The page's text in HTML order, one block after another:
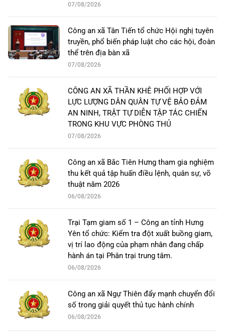
07/08/2026
Công an xã Tân Tiến tổ chức Hội nghị tuyên
truyền, phổ biến pháp luật cho các hội, đoàn
thể trên địa bàn xã
07/08/2026
CÔNG AN XÃ THẦN KHÊ PHỐI HỢP VỚI
LỰC LƯỢNG DÂN QUÂN TỰ VỆ BẢO ĐẢM
AN NINH, TRẬT TỰ DIỄN TẬP TÁC CHIẾN
TRONG KHU VỰC PHÒNG THỦ
07/08/2026
Công an xã Bắc Tiên Hưng tham gia nghiệm
thu kết quả tập huấn điều lệnh, quân sự, võ
thuật năm 2026
06/08/2026
Trại Tạm giam số 1 – Công an tỉnh Hưng
Yên tổ chức: Kiểm tra đột xuất buồng giam,
vị trí lao động của phạm nhân đang chấp
hành án tại Phân trại trung tâm.
06/08/2026
Công an xã Ngự Thiên đẩy mạnh chuyển đổi
số trong giải quyết thủ tục hành chính
06/08/2026